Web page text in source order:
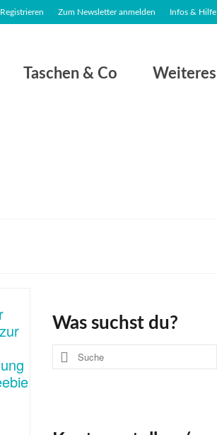
Registrieren Zum Newsletter anmelden Infos & Hilfe
Taschen & Co Weiteres
Was suchst du?
Suche
nach: